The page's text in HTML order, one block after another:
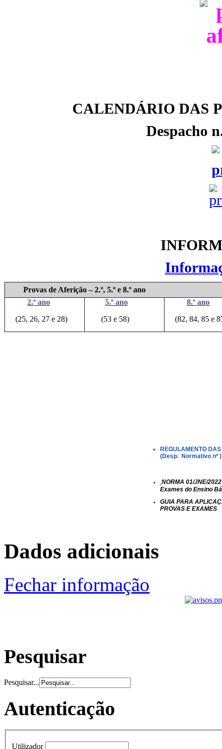
CALENDÁRIO DAS
Despacho
Provas de Aferição – 2.º, 5.º e 8.º ano
2.º ano
(25, 26, 27 e 28)
5.º ano
(53 e 58)
8.º ano
(82, 84, 85 e
REGULAMENTO
(Desp. Normativo nº )
NORMA 01/JNE/
Exames do Ensino
GUIA PARA
PROVAS E EXAMES
Dados adicionais
Fechar informação
Pesquisar
Pesquisar...
Autenticação
Utilizador